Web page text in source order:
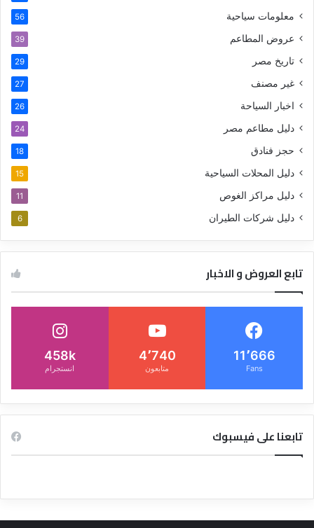
معلومات سياحية 56
عروض المطاعم 39
تاريخ مصر 29
غير مصنف 27
اخبار السياحة 26
دليل مطاعم مصر 24
حجز فنادق 18
دليل المحلات السياحية 15
دليل مراكز الغوص 11
دليل شركات الطيران 6
تابع العروض و الاخبار
11٬666
Fans
4٬740
متابعون
458k
انستجرام
تابعنا على فيسبوك